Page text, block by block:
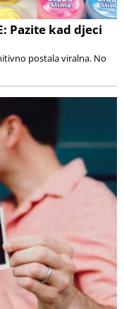
Pazite kad djeci
postala viralna. No